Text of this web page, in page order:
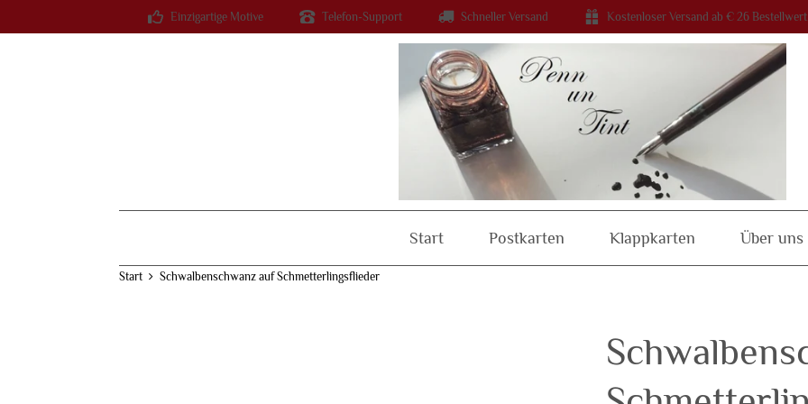
Einzigartige Motive Telefon-Support Schneller Versand Kostenloser Versand ab € 26 Bestellwert
Start Postkarten Klappkarten Über uns
Start Schwalbenschwanz auf Schmetterlingsflieder